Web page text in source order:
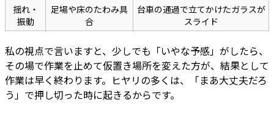
揺れ・
振動
足場や床のたわみ具
合
台車の通過で立てかけたガラスが
スライド
私の視点で言いますと、少しでも「いやな予感」がしたら、
その場で作業を止めて仮置き場所を変えた方が、結果として
作業は早く終わります。ヒヤリの多くは、「まあ大丈夫だろ
う」で押し切った時に起きるからです。